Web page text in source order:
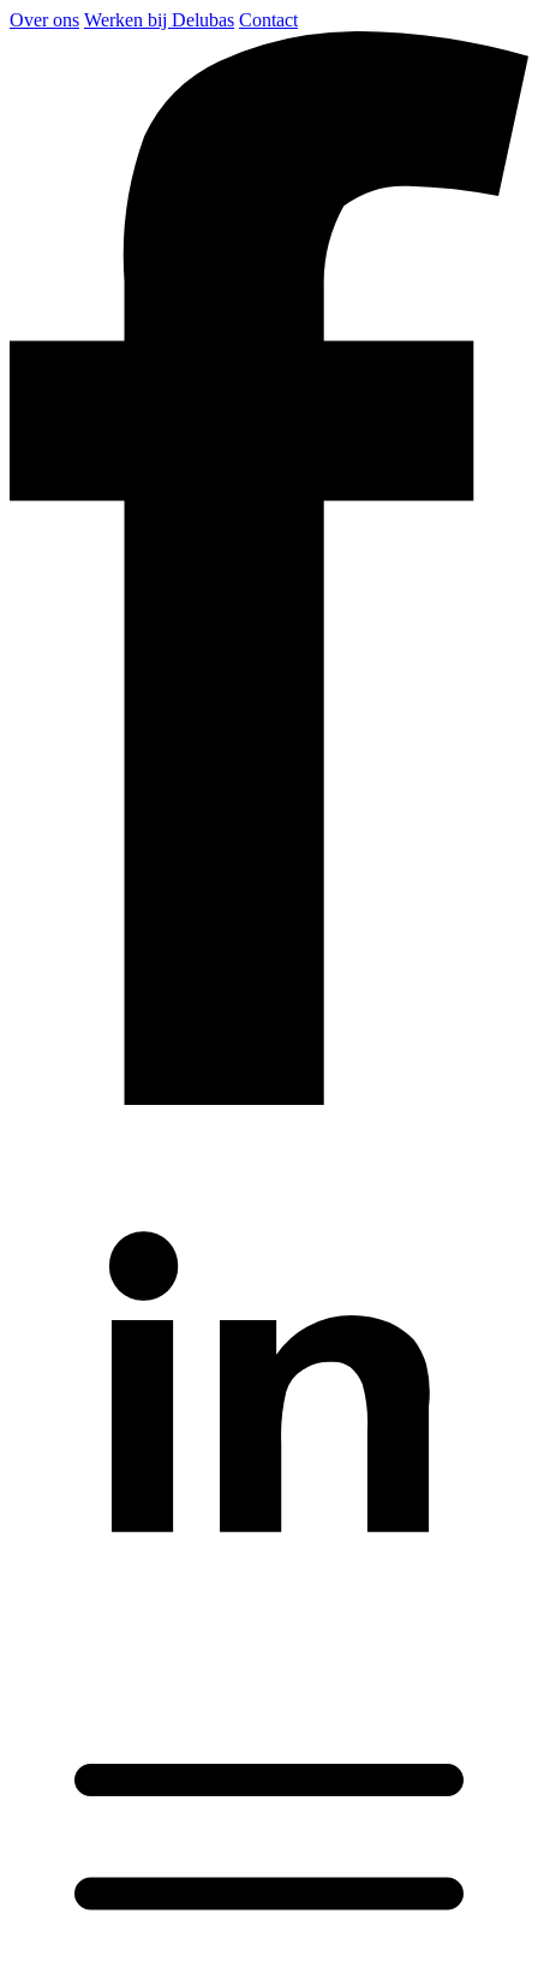
Over ons Werken bij Delubas Contact